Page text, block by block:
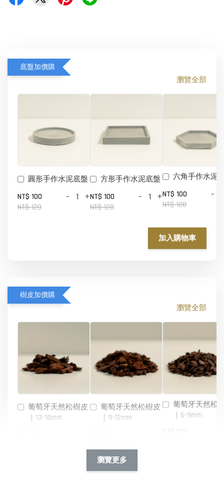
底盤加價購
瀏覽全部
圓形手作水泥底盤
NT$ 100
NT$ 120
- +
方形手作水泥底盤
NT$ 100
NT$ 120
- +
六角手作水泥
NT$ 100
NT$ 120
-
加入購物車
樹皮加價購
瀏覽全部
葡萄牙天然松樹皮
｜13-18mm
葡萄牙天然松樹皮
｜9-12mm
葡萄牙天然松
｜6-9mm
瀏覽更多